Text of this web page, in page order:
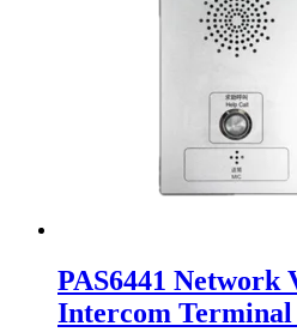
PAS6441 Network
Intercom